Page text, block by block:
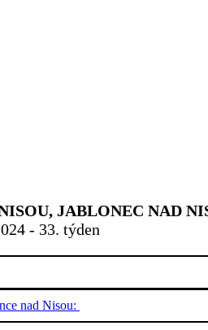
JABLONEC NAD
- 33. týden
nad Nisou: